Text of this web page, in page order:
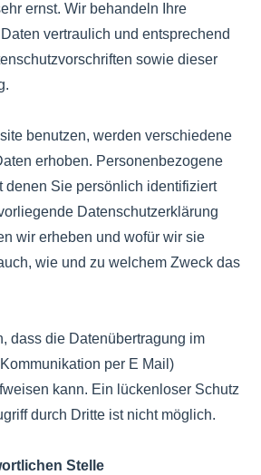
ernst. Wir behandeln Ihre
vertraulich und entsprechend
sowie dieser
benutzen, werden verschiedene
erhoben. Personenbezogene
denen Sie persönlich identifiziert
Datenschutzerklärung
wir erheben und wofür wir sie
wie und zu welchem Zweck das
dass die Datenübertragung im
per E Mail)
kann. Ein lückenloser Schutz
durch Dritte ist nicht möglich.
Stelle